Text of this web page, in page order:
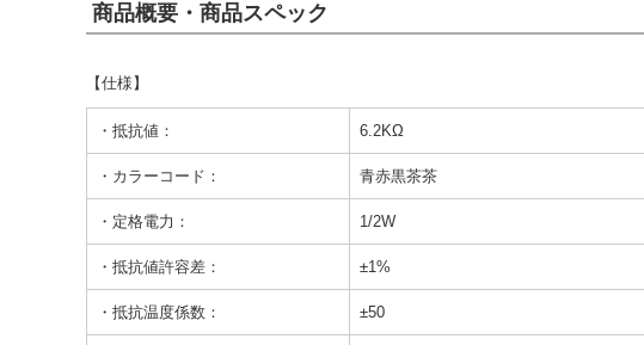
商品概要・商品スペック
【仕様】
・抵抗値： 6.2KΩ
・カラーコード： 青赤黒茶茶
・定格電力： 1/2W
・抵抗値許容差： ±1%
・抵抗温度係数： ±50